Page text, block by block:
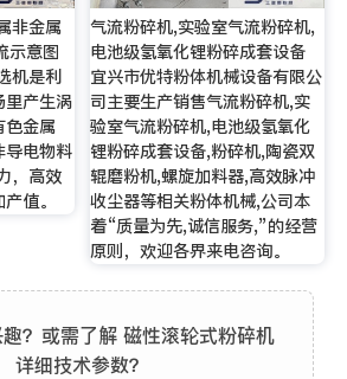
非金属
示意图
机是利
里产生涡
色金属
导电物料
，高效
值。
气流粉碎机,实验室气流粉碎机,
电池级氢氧化锂粉碎成套设备
宜兴市优特粉体机械设备有限公
司主要生产销售气流粉碎机,实
验室气流粉碎机,电池级氢氧化
锂粉碎成套设备,粉碎机,陶瓷双
辊磨粉机,螺旋加料器,高效脉冲
收尘器等相关粉体机械,公司本
着“质量为先,诚信服务,”的经营
原则，欢迎各界来电咨询。
？或需了解 磁性滚轮式粉碎机
详细技术参数？